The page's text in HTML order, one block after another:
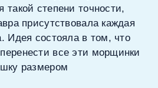
такой степени точности,
присутствовала каждая
Идея состояла в том, что
все эти морщинки
размером